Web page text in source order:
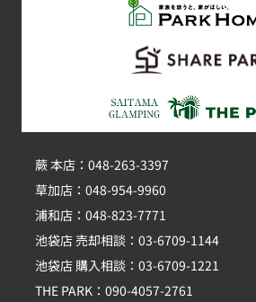
蕨 本店：048-263-3397
草加店：048-954-9960
浦和店：048-823-7771
池袋店 売却相談：03-6709-1144
池袋店 購入相談：03-6709-1221
THE PARK：090-4057-2761